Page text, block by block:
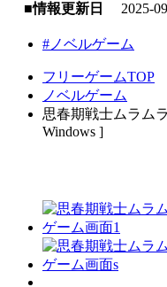
■情報更新日
2025-
#ノベルゲーム
フリーゲームTOP
ノベルゲーム
思春期戦士ムラム
Windows ]